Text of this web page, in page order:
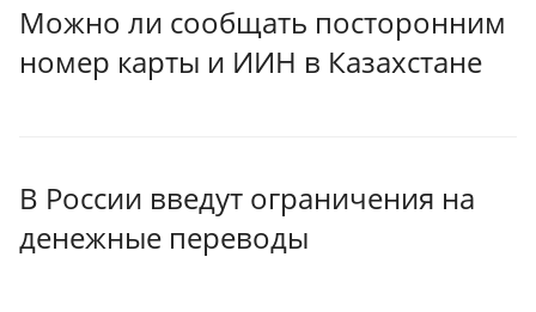
Можно ли сообщать посторонним
номер карты и ИИН в Казахстане
В России введут ограничения на
денежные переводы